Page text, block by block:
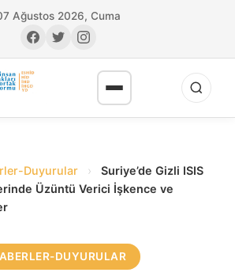
Ağustos 2026, Cuma
Duyurular ›
Suriye’de Gizli ISIS
Üzüntü Verici İşkence ve
DUYURULAR